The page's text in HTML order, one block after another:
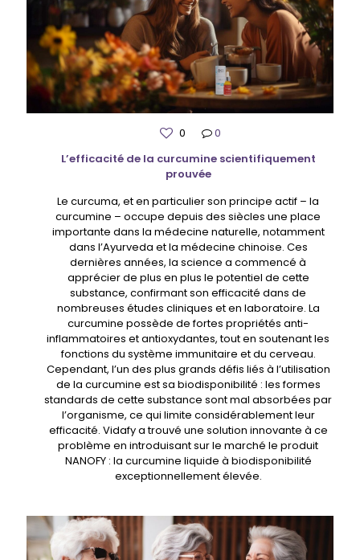
0
0
L’efficacité de la curcumine scientifiquement
prouvée
Le curcuma, et en particulier son principe actif – la
curcumine – occupe depuis des siècles une place
importante dans la médecine naturelle, notamment
dans l’Ayurveda et la médecine chinoise. Ces
dernières années, la science a commencé à
apprécier de plus en plus le potentiel de cette
substance, confirmant son efficacité dans de
nombreuses études cliniques et en laboratoire. La
curcumine possède de fortes propriétés anti-
inflammatoires et antioxydantes, tout en soutenant les
fonctions du système immunitaire et du cerveau.
Cependant, l’un des plus grands défis liés à l’utilisation
de la curcumine est sa biodisponibilité : les formes
standards de cette substance sont mal absorbées par
l’organisme, ce qui limite considérablement leur
efficacité. Vidafy a trouvé une solution innovante à ce
problème en introduisant sur le marché le produit
NANOFY : la curcumine liquide à biodisponibilité
exceptionnellement élevée.